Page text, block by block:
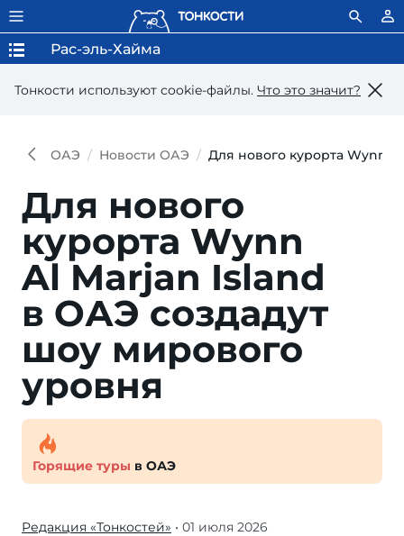
Тонкости используют сookie-файлы. Что это значит?
Рас-эль-Хайма
ОАЭ Новости ОАЭ Для нового курорта Wynn
Для нового
курорта Wynn
Al Marjan Island
в ОАЭ соз­да­дут
шоу ми­ро­во­го
уровня
Горящие туры в ОАЭ
Редакция «Тонкостей» • 01 июля 2026